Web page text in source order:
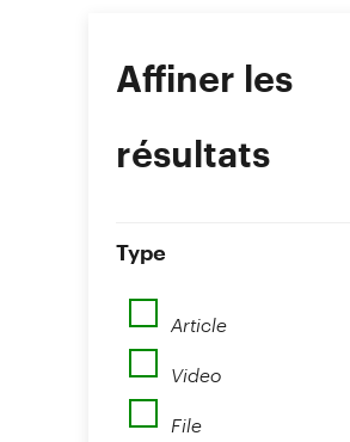
Affiner les
résultats
Type
Article
Video
File